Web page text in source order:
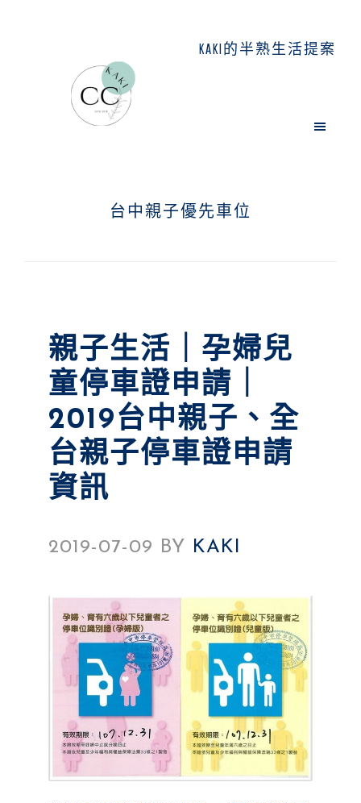
KAKI的半熟生活提案
台中親子優先車位
親子生活｜孕婦兒
童停車證申請｜
2019台中親子、全
台親子停車證申請
資訊
2019-07-09 BY KAKI